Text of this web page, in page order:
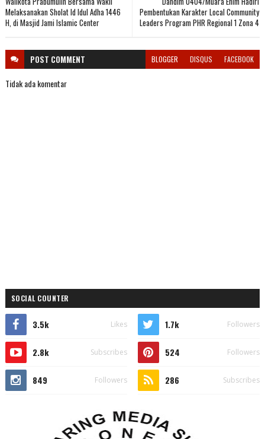
Pembentukan Karakter Local Community
Leaders Program PHR Regional 1 Zona 4
Melaksanakan Sholat Id Idul Adha 1446
H, di Masjid Jami Islamic Center
POST COMMENT BLOGGER DISQUS FACEBOOK
Tidak ada komentar
SOCIAL COUNTER
3.5k Likes 1.7k Followers
2.8k Subscribes 524 Followers
849 Followers 286 Subscribes